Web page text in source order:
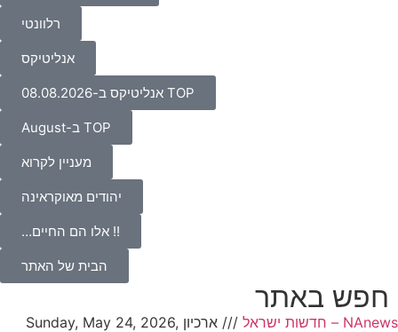
רלוונטי
אנליטיקס
TOP אנליטיקס ב-08.08.2026
TOP ב-August
מעניין לקרוא
יהודים מאוקראינה
!! אלו הם החיים…
הבית של האתר
חפש באתר
NAnews – חדשות ישראל ///
ארכיון Sunday, May 24, 2026,